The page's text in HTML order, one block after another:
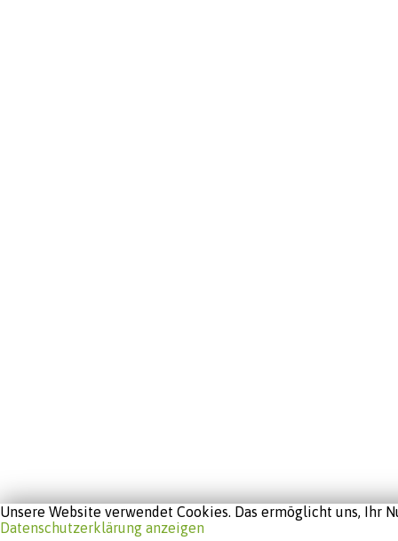
Unsere Website verwendet Cookies. Das ermöglicht uns,
Datenschutzerklärung anzeigen